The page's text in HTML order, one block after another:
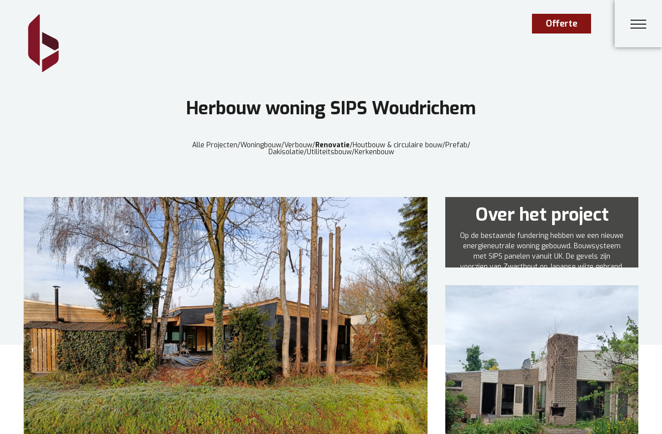
Offerte
Herbouw woning SIPS Woudrichem
Alle Projecten/Woningbouw/Verbouw/Renovatie/Houtbouw & circulaire bouw/Prefab/
Dakisolatie/Utiliteitsbouw/Kerkenbouw
Over het project
Op de bestaande fundering hebben we een nieuwe
energieneutrale woning gebouwd. Bouwsysteem
met SIPS panelen vanuit UK. De gevels zijn
voorzien van Zwarthout op Japanse wijze gebrand.
bouwsysteem.